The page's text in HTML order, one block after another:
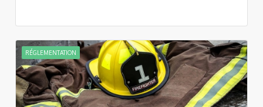
RÉGLEMENTATION